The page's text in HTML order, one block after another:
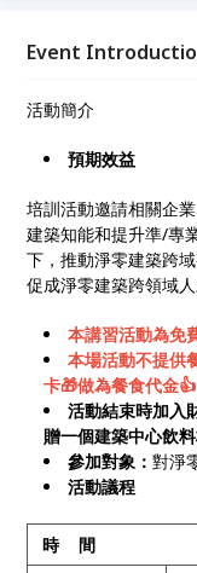
能建材、綠電使
Event
活動簡介
預期效益
培訓活動邀請相關企
建築知能和提升準/專
下，推動淨零建築跨
促成淨零建築跨領域人
本講習活動為免
本場活動不提供
卡🎁做為餐食代金👍
活動結束時加入
贈一個建築中心飲料
參加對象：對淨
活動議程
時 間